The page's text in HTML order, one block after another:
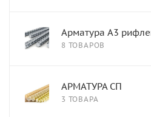
Арматура А3
8 ТОВАРОВ
АРМАТУРА СП
3 ТОВАРА